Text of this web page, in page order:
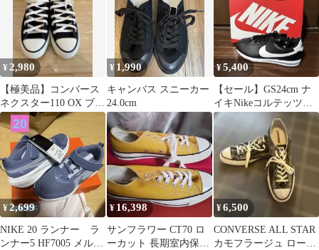
¥ 2,980
【極美品】コンバース
ネクスター110 OX ブラ
ック 23.0cm ローカット
¥1,990
キャンバス スニーカー
24.0cm
¥5,400
【セール】GS24cm ナ
イキNikeコルテッツ
Cortezレザー
¥2,699
NIKE 20 ランナー ラ
ンナー5 HF7005 メル意
¥ 16,398
サンフラワー CT70 ロ
ーカット 長期室内保管
¥6,500
CONVERSE ALL STAR
カモフラージュ ローカ